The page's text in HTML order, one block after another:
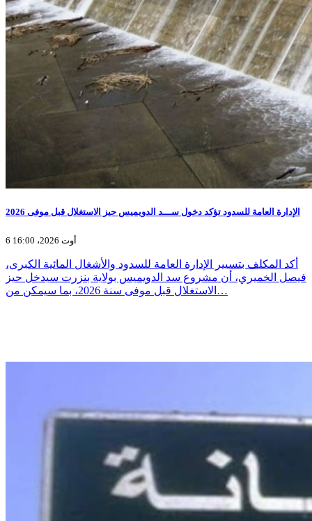
الإدارة العامة للسدود تؤكد دخول ســـد الدويميس حيز الاستغلال قبل موفى 2026
6 أوت 2026، 16:00
أكد المكلف بتسيير الإدارة العامة للسدود والأشغال المائية الكبرى،
فيصل الخميري، أن مشروع سد الدويميس بولاية بنزرت سيدخل حيز
الاستغلال قبل موفى سنة 2026، بما سيمكن من…